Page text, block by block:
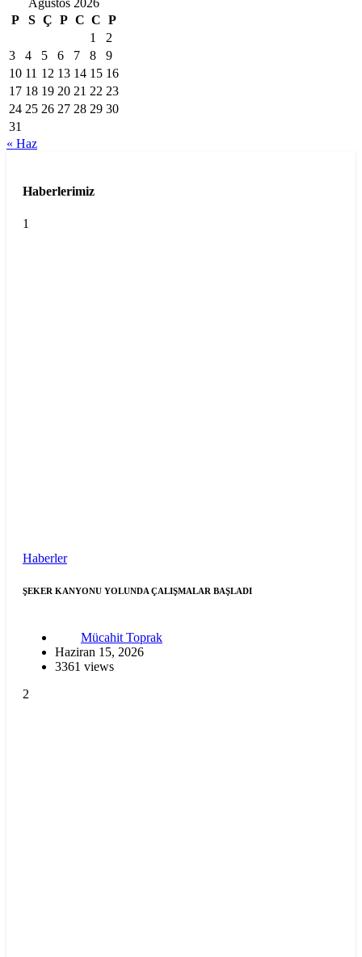
Ağustos 2026
P
S Ç P C C P
1
2
3
4 5 6 7 8
9
10 11 12 13 14 15 16
17 18 19 20 21 22 23
24 25 26 27 28 29 30
31
« Haz
Haberlerimiz
1
Haberler
ŞEKER KANYONU YOLUNDA ÇALIŞMALAR BAŞLADI
Mücahit Toprak
Haziran 15, 2026
3361 views
2